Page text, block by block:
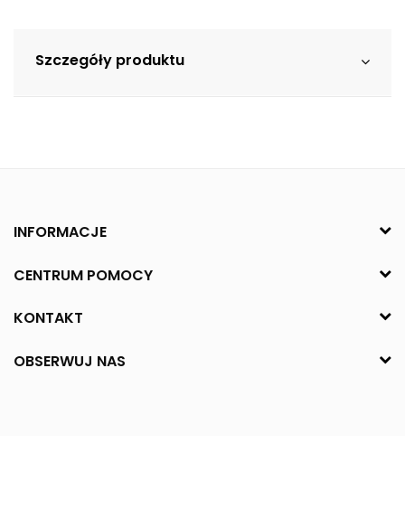
Szczegóły produktu
INFORMACJE
CENTRUM POMOCY
KONTAKT
OBSERWUJ NAS